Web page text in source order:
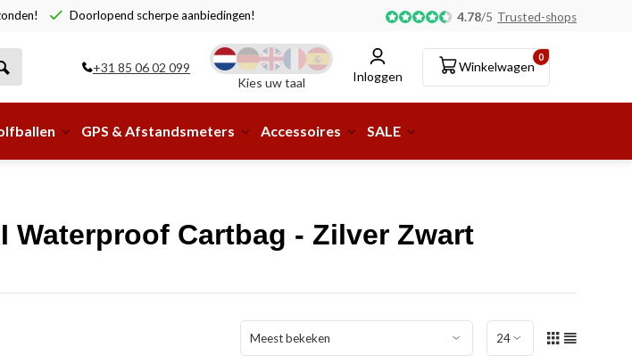
Doorlopend scherpe aanbiedingen! Afhalen of aflevering bij pakketshop mogelijk!
4.78/5 Trusted-shops
+31 85 06 02 099
Kies uw taal
Inloggen
0
Winkelwagen
GPS & Afstandsmeters Accessoires SALE
Waterproof Cartbag - Zilver Zwart